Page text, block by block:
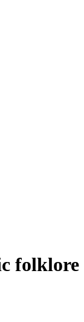
folklore